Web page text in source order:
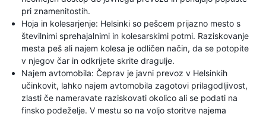
pri znamenitostih.
Hoja in kolesarjenje: Helsinki so pešcem prijazno mesto s
številnimi sprehajalnimi in kolesarskimi potmi. Raziskovanje
mesta peš ali najem kolesa je odličen način, da se potopite
v njegov čar in odkrijete skrite dragulje.
Najem avtomobila: Čeprav je javni prevoz v Helsinkih
učinkovit, lahko najem avtomobila zagotovi prilagodljivost,
zlasti če nameravate raziskovati okolico ali se podati na
finsko podeželje. V mestu so na voljo storitve najema